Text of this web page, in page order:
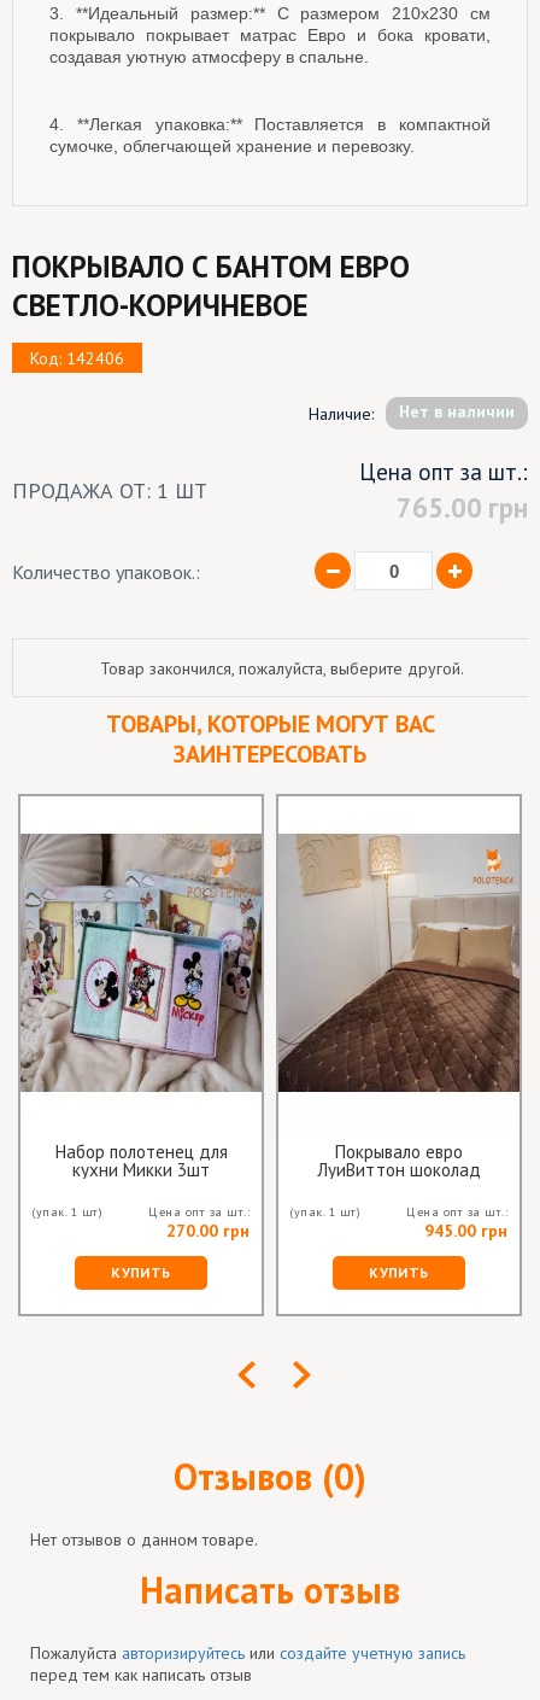
3. **Идеальный размер:** С размером 210x230 см
покрывало покрывает матрас Евро и бока кровати,
создавая уютную атмосферу в спальне.
4. **Легкая упаковка:** Поставляется в компактной
сумочке, облегчающей хранение и перевозку.
ПОКРЫВАЛО С БАНТОМ ЕВРО
СВЕТЛО-КОРИЧНЕВОЕ
Код: 142406
Наличие: Hет в наличии
ПРОДАЖА ОТ: 1 ШТ
Цена опт за шт.:
765.00 грн
Количество упаковок.:
Товар закончился, пожалуйста, выберите другой.
ТОВАРЫ, КОТОРЫЕ МОГУТ ВАС
ЗАИНТЕРЕСОВАТЬ
Набор полотенец для
кухни Микки 3шт
(упак. 1 шт) Цена опт за шт.:
270.00 грн
КУПИТЬ
Покрывало евро
ЛуиВиттон шоколад
(упак. 1 шт) Цена опт за шт.:
945.00 грн
КУПИТЬ
Отзывов (0)
Нет отзывов о данном товаре.
Написать отзыв
Пожалуйста авторизируйтесь или создайте учетную запись
перед тем как написать отзыв